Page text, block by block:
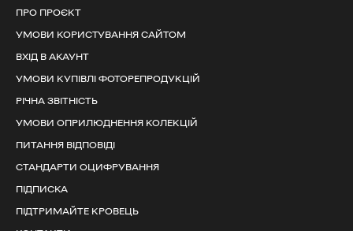
ПРО ПРОЄКТ
УМОВИ КОРИСТУВАННЯ САЙТОМ
ВХІД В АКАУНТ
УМОВИ КУПІВЛІ ФОТОРЕПРОДУКЦІЙ
РІЧНА ЗВІТНІСТЬ
УМОВИ ОПРИЛЮДНЕННЯ КОЛЕКЦІЙ
ПИТАННЯ ВІДПОВІДІ
СТАНДАРТИ ОЦИФРУВАННЯ
ПІДПИСКА
ПІДТРИМАЙТЕ КРОВЕЦЬ